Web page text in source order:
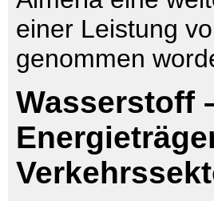
einer Leistung
genommen
Wasserstoff